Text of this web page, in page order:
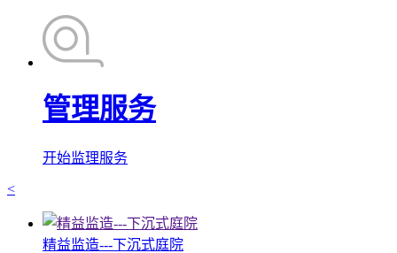
管理服务
开始监理服务
<
精益监造---下沉式庭院